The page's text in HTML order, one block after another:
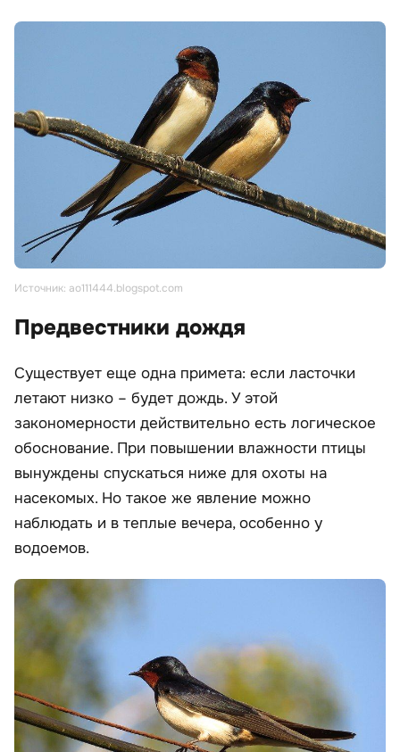
Источник: ao111444.blogspot.com
Предвестники дождя
Существует еще одна примета: если ласточки
летают низко – будет дождь. У этой
закономерности действительно есть логическое
обоснование. При повышении влажности птицы
вынуждены спускаться ниже для охоты на
насекомых. Но такое же явление можно
наблюдать и в теплые вечера, особенно у
водоемов.